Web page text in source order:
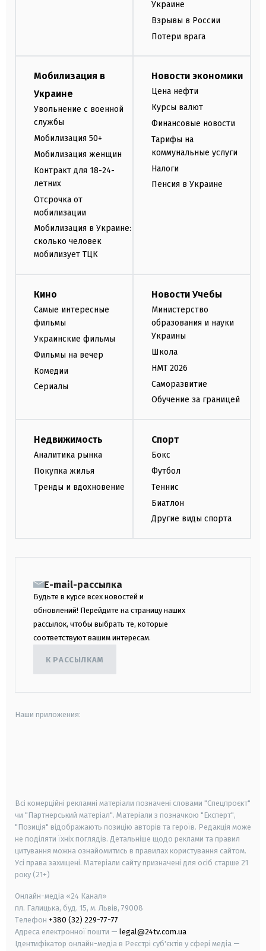
Украине
Взрывы в России
Потери врага
Мобилизация в
Украине
Увольнение с военной
службы
Мобилизация 50+
Мобилизация женщин
Контракт для 18-24-
летних
Отсрочка от
мобилизации
Мобилизация в Украине:
сколько человек
мобилизует ТЦК
Новости экономики
Цена нефти
Курсы валют
Финансовые новости
Тарифы на
коммунальные услуги
Налоги
Пенсия в Украине
Кино
Самые интересные
фильмы
Украинские фильмы
Фильмы на вечер
Комедии
Сериалы
Новости Учебы
Министерство
образования и науки
Украины
Школа
НМТ 2026
Саморазвитие
Обучение за границей
Недвижимость
Аналитика рынка
Покупка жилья
Тренды и вдохновение
Спорт
Бокс
Футбол
Теннис
Биатлон
Другие виды спорта
E-mail-рассылка
Будьте в курсе всех новостей и
обновлений! Перейдите на страницу наших
рассылок, чтобы выбрать те, которые
соответствуют вашим интересам.
К РАССЫЛКАМ
Наши приложения:
Всі комерційні рекламні матеріали позначені словами "Спецпроєкт"
чи "Партнерський матеріал". Матеріали з позначкою "Експерт",
"Позиція" відображають позицію авторів та героїв. Редакція може
не поділяти їхніх поглядів. Детальніше щодо реклами та правил
цитування можна ознайомитись в правилах користування сайтом.
Усі права захищені. Матеріали сайту призначені для осіб старше 21
року (21+)
Онлайн-медіа «24 Канал»
пл. Галицька, буд. 15, м. Львів, 79008
Телефон +380 (32) 229-77-77
Адреса електронної пошти — legal@24tv.com.ua
Ідентифікатор онлайн-медіа в Реєстрі суб'єктів у сфері медіа —